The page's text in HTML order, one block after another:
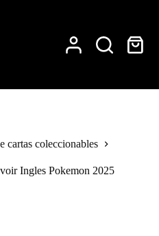
Carro
cartas coleccionables
Ingles Pokemon 2025